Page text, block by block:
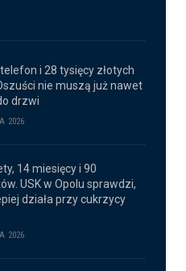
i 28 tysięcy złotych
nie muszą już nawet
drzwi
2026
14 miesięcy i 90
USK w Opolu sprawdzi,
działa przy cukrzycy
2026